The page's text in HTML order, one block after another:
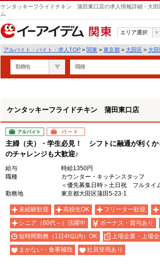
ケンタッキーフライドチキン 蒲田東口店の求人情報詳細 - 大
ム
関東
エリア選択
アルバイト・バイト・求人TOP > 関東 > 東京都 > 大田区 > 大田
勤務地 職種
ケンタッキーフライドチキン 蒲田東口店
アルバイト パート
主婦（夫）・学生必見！ シフトに融通が利く
のチャレンジも大歓迎♪
給与
時給1350円
職種
カウンター・キッチンスタッフ
＜優先募集日時＞土日祝 フルタイ
勤務地
東京都大田区蒲田5-23-1
未経験歓迎 高校生OK フリーター歓迎
シニア（60代～）活躍中
ボーナス・賞与あり
短時間勤務（1日4h以内）OK
上場企業・上場
まかない・食事補助
社員登用あり